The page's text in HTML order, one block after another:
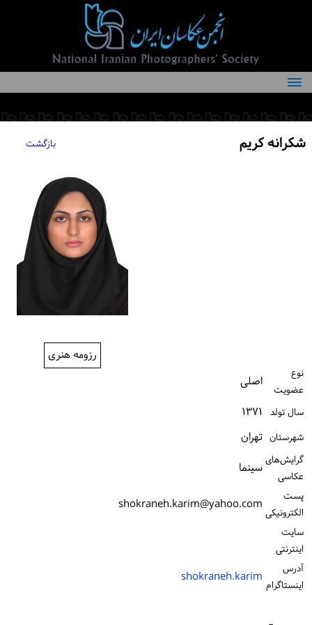
درباره انجمن
کمیته‌های انجمن
شکرانه کریم بازگشت
رزومه هنری
نوع
عضویت
اصلی
سال تولد ۱۳۷۱
شهرستان تهران
گرایش‌های
عکاسی
سینما
پست
الكترونیكی shokraneh.karim@yahoo.com
سایت
اینترنتی
آدرس
اینستاگرام shokraneh.karim